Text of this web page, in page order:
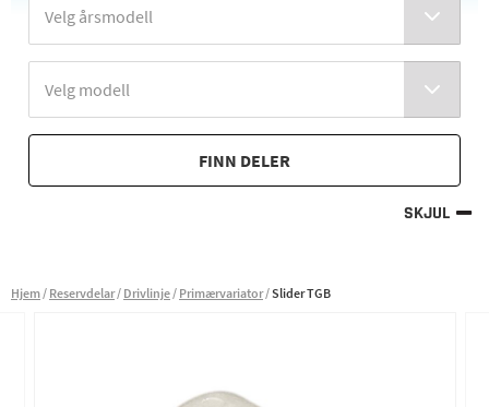
FINN DELER
SKJUL
Hjem Reservdelar Drivlinje Primærvariator Slider TGB